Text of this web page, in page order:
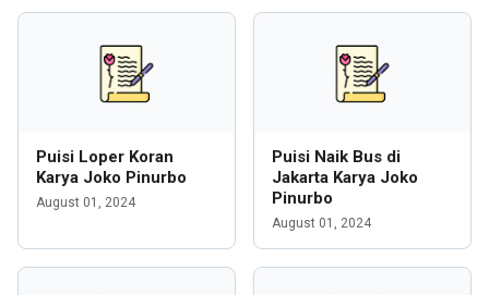
Puisi Loper Koran
Karya Joko Pinurbo
August 01, 2024
Puisi Naik Bus di
Jakarta Karya Joko
Pinurbo
August 01, 2024